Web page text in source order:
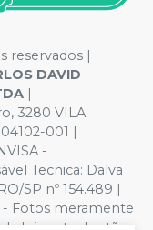
reservados |
DAVID
|
3280 VILA
001 |
-
Tecnica: Dalva
SP nº 154.489 |
- Fotos meramente